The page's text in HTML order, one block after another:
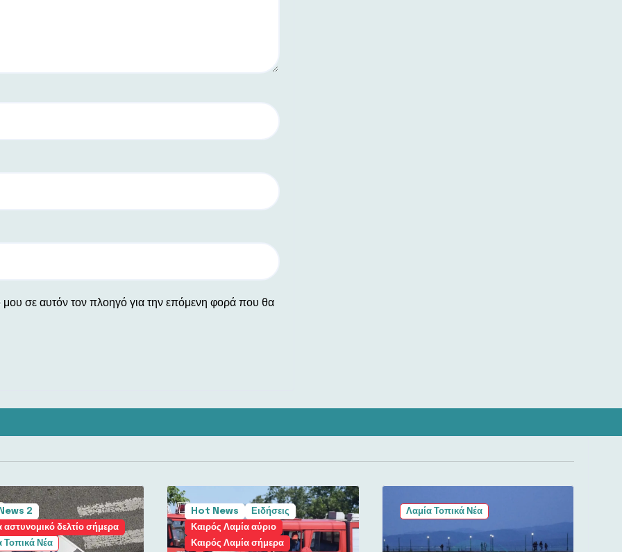
σε αυτόν τον πλοηγό για την επόμενη φορά που θα
2
αστυνομικό δελτίο σήμερα
Τοπικά Νέα
Hot News
Ειδήσεις
Καιρός Λαμία αύριο
Καιρός Λαμία σήμερα
Λαμία Τοπικά Νέα